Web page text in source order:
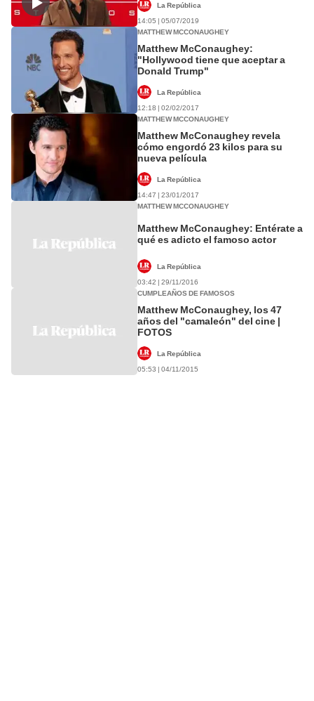
La República
14:05 | 05/07/2019
MATTHEW MCCONAUGHEY
Matthew McConaughey:
"Hollywood tiene que aceptar a
Donald Trump"
La República
12:18 | 02/02/2017
MATTHEW MCCONAUGHEY
Matthew McConaughey revela
cómo engordó 23 kilos para su
nueva película
La República
14:47 | 23/01/2017
MATTHEW MCCONAUGHEY
Matthew McConaughey: Entérate a
qué es adicto el famoso actor
La República
03:42 | 29/11/2016
CUMPLEAÑOS DE FAMOSOS
Matthew McConaughey, los 47
años del "camaleón" del cine |
FOTOS
La República
05:53 | 04/11/2015